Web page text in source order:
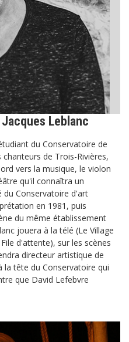
Leblanc
du Conservatoire de
de Trois-Rivières,
vers la musique, le violon
qu'il connaîtra un
du Conservatoire d'art
en 1981, puis
du même établissement
jouera à la télé (Le Village
d'attente), sur les scènes
directeur artistique de
la tête du Conservatoire qui
que David Lefebvre